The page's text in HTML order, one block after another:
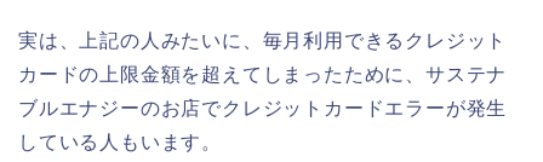
実は、上記の人みたいに、毎月利用できるクレジット
カードの上限金額を超えてしまったために、サステナ
ブルエナジーのお店でクレジットカードエラーが発生
している人もいます。